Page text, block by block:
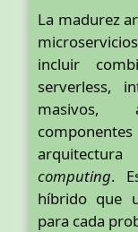
La madurez
incluir
serverless,
masivos,
computing.
híbrido que
para cada